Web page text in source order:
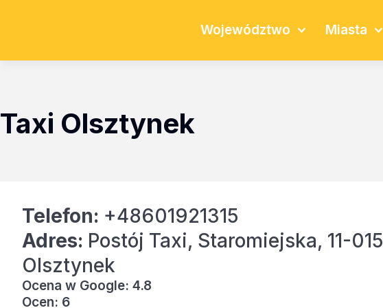
Województwo Miasta
Taxi Olsztynek
Telefon: +48601921315
Adres: Postój Taxi, Staromiejska, 11-015
Olsztynek
Ocena w Google: 4.8
Ocen: 6